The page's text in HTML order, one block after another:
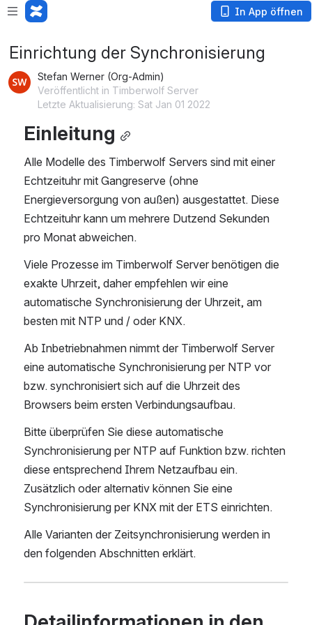
In App öffnen
Einrichtung der Synchronisierung
Stefan Werner (Org-Admin)
Veröffentlicht in Timberwolf Server
Letzte Aktualisierung: Sat Jan 01 2022
Einleitung
Alle Modelle des Timberwolf Servers sind mit einer
Echtzeituhr mit Gangreserve (ohne
Energieversorgung von außen) ausgestattet. Diese
Echtzeituhr kann um mehrere Dutzend Sekunden
pro Monat abweichen.
Viele Prozesse im Timberwolf Server benötigen die
exakte Uhrzeit, daher empfehlen wir eine
automatische Synchronisierung der Uhrzeit, am
besten mit NTP und / oder KNX.
Ab Inbetriebnahmen nimmt der Timberwolf Server
eine automatische Synchronisierung per NTP vor
bzw. synchronisiert sich auf die Uhrzeit des
Browsers beim ersten Verbindungsaufbau.
Bitte überprüfen Sie diese automatische
Synchronisierung per NTP auf Funktion bzw. richten
diese entsprechend Ihrem Netzaufbau ein.
Zusätzlich oder alternativ können Sie eine
Synchronisierung per KNX mit der ETS einrichten.
Alle Varianten der Zeitsynchronisierung werden in
den folgenden Abschnitten erklärt.